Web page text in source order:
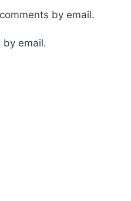
by email.
by email.